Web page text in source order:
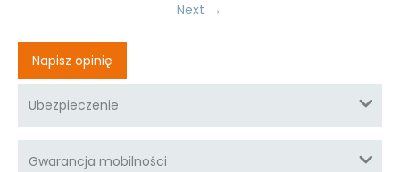
Next
Napisz opinię
Ubezpieczenie
Gwarancja mobilności